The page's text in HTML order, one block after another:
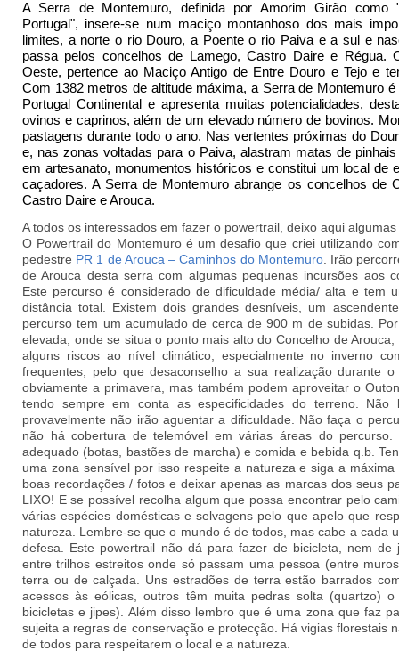
A Serra de Montemuro, definida por Amorim Girão como
Portugal", insere-se num maciço montanhoso dos mais
limites, a norte o rio Douro, a Poente o rio Paiva e a sul e
passa pelos concelhos de Lamego, Castro Daire e Régua.
Oeste, pertence ao Maciço Antigo de Entre Douro e Tejo e
Com 1382 metros de altitude máxima, a Serra de Montemuro
Portugal Continental e apresenta muitas potencialidades,
ovinos e caprinos, além de um elevado número de bovinos.
pastagens durante todo o ano. Nas vertentes próximas do
e, nas zonas voltadas para o Paiva, alastram matas de
em artesanato, monumentos históricos e constitui um local de
caçadores. A Serra de Montemuro abrange os concelhos de
Castro Daire e Arouca.
A todos os interessados em fazer o powertrail, deixo aqui
O Powertrail do Montemuro é um desafio que criei utilizando
pedestre PR 1 de Arouca – Caminhos do Montemuro. Irão
de Arouca desta serra com algumas pequenas incursões aos
Este percurso é considerado de dificuldade média/ alta e tem
distância total. Existem dois grandes desníveis, um
percurso tem um acumulado de cerca de 900 m de subidas.
elevada, onde se situa o ponto mais alto do Concelho de
alguns riscos ao nível climático, especialmente no inverno
frequentes, pelo que desaconselho a sua realização durante
obviamente a primavera, mas também podem aproveitar o
tendo sempre em conta as especificidades do terreno. Não
provavelmente não irão aguentar a dificuldade. Não faça o
não há cobertura de telemóvel em várias áreas do percurso.
adequado (botas, bastões de marcha) e comida e bebida q.b.
uma zona sensível por isso respeite a natureza e siga a
boas recordações / fotos e deixar apenas as marcas dos seus
LIXO! E se possível recolha algum que possa encontrar pelo
várias espécies domésticas e selvagens pelo que apelo que
natureza. Lembre-se que o mundo é de todos, mas cabe a cada
defesa. Este powertrail não dá para fazer de bicicleta, nem de
entre trilhos estreitos onde só passam uma pessoa (entre
terra ou de calçada. Uns estradões de terra estão barrados
acessos às eólicas, outros têm muita pedras solta (quartzo)
bicicletas e jipes). Além disso lembro que é uma zona que faz
sujeita a regras de conservação e protecção. Há vigias florestais
de todos para respeitarem o local e a natureza.